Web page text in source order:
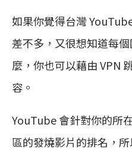
如果你覺得台灣
差不多，又很想知道每
麼，你也可以藉由 VPN
容。
YouTube 會針對你的所
區的發燒影片的排名，